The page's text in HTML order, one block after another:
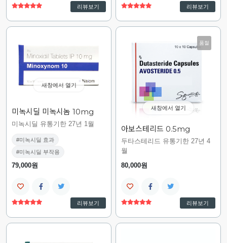
리뷰보기 리뷰보기
새창에서 열기
미녹시딜 미녹시놈 10mg
미녹시딜 유통기한 27년 1월
#미녹시딜 효과
#미녹시딜 부작용
79,000원
리뷰보기
품절
새창에서 열기
아보스테리드 0.5mg
두타스테리드 유통기한 27년 4
월
80,000원
리뷰보기